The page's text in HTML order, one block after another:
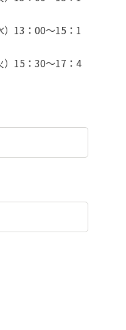
13：00～15：1
15：30～17：4